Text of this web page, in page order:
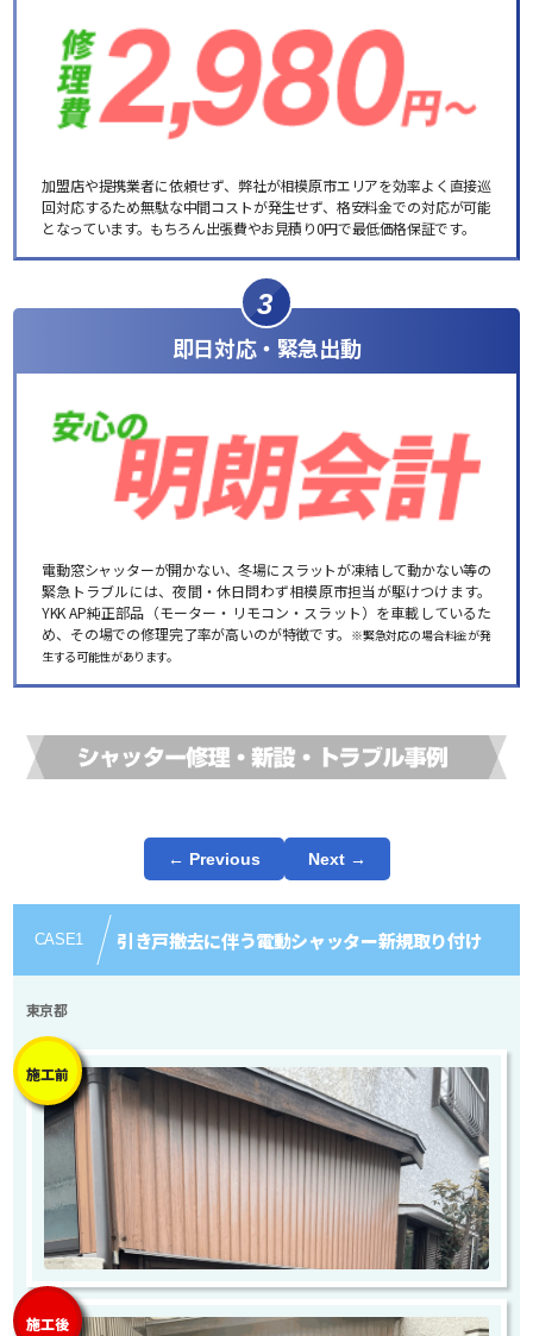
加盟店や提携業者に依頼せず、弊社が相模原市エリアを効率よく直接巡
回対応するため無駄な中間コストが発生せず、格安料金での対応が可能
となっています。もちろん出張費やお見積り0円で最低価格保証です。
3
即日対応・緊急出動
電動窓シャッターが開かない、冬場にスラットが凍結して動かない等の
緊急トラブルには、夜間・休日問わず相模原市担当が駆けつけます。
YKK AP純正部品（モーター・リモコン・スラット）を車載しているた
め、その場での修理完了率が高いのが特徴です。 ※緊急対応の場合料金が発
生する可能性があります。
← Previous Next →
CASE1 引き戸撤去に伴う電動シャッター新規取り付け
東京都
施工前
施工後